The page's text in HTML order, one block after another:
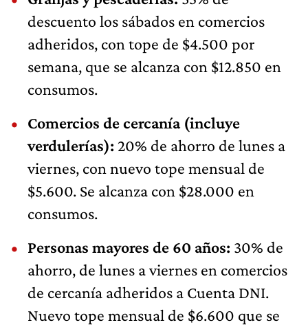
descuento los sábados en comercios
adheridos, con tope de $4.500 por
semana, que se alcanza con $12.850 en
consumos.
Comercios de cercanía (incluye
verdulerías): 20% de ahorro de lunes a
viernes, con nuevo tope mensual de
$5.600. Se alcanza con $28.000 en
consumos.
Personas mayores de 60 años: 30% de
ahorro, de lunes a viernes en comercios
de cercanía adheridos a Cuenta DNI.
Nuevo tope mensual de $6.600 que se